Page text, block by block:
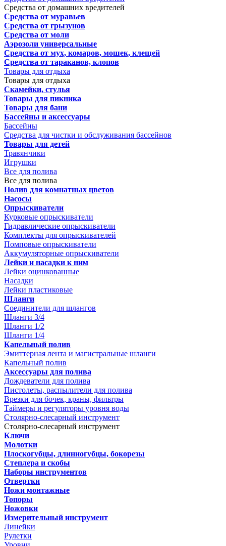
Средства от домашних вредителей
Средства от муравьев
Средства от грызунов
Средства от моли
Аэрозоли универсальные
Средства от мух, комаров, мошек, клещей
Средства от тараканов, клопов
Товары для отдыха
Товары для отдыха
Скамейки, стулья
Товары для пикника
Товары для бани
Бассейны и аксессуары
Бассейны
Средства для чистки и обслуживания бассейнов
Товары для детей
Травянчики
Игрушки
Все для полива
Все для полива
Полив для комнатных цветов
Насосы
Опрыскиватели
Курковые опрыскиватели
Гидравлические опрыскиватели
Комплекты для опрыскивателей
Помповые опрыскиватели
Аккумуляторные опрыскиватели
Лейки и насадки к ним
Лейки оцинкованные
Насадки
Лейки пластиковые
Шланги
Соединители для шлангов
Шланги 3/4
Шланги 1/2
Шланги 1/4
Капельный полив
Эмиттерная лента и магистральные шланги
Капельный полив
Аксессуары для полива
Дождеватели для полива
Пистолеты, распылители для полива
Врезки для бочек, краны, фильтры
Таймеры и регуляторы уровня воды
Столярно-слесарный инструмент
Столярно-слесарный инструмент
Ключи
Молотки
Плоскогубцы, длинногубцы, бокорезы
Степлера и скобы
Наборы инструментов
Отвертки
Ножи монтажные
Топоры
Ножовки
Измерительный инструмент
Линейки
Рулетки